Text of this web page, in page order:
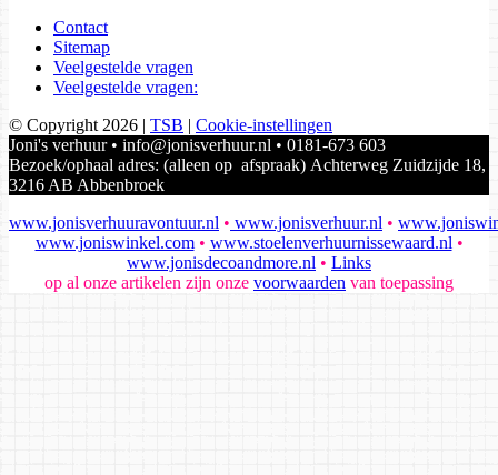
Contact
Sitemap
Veelgestelde vragen
Veelgestelde vragen:
© Copyright 2026 | TSB | Cookie-instellingen
Joni's verhuur • info@jonisverhuur.nl • 0181-673 603
Bezoek/ophaal adres: (alleen op afspraak) Achterweg Zuidzijde 18,
3216 AB Abbenbroek
www.jonisverhuuravontuur.nl • www.jonisverhuur.nl •
www.joniswinkel.com• www.stoelenverhuurnissewaard.nl •
www.jonisdecoandmore.nl • Links
op al onze artikelen zijn onze voorwaarden van toepassing